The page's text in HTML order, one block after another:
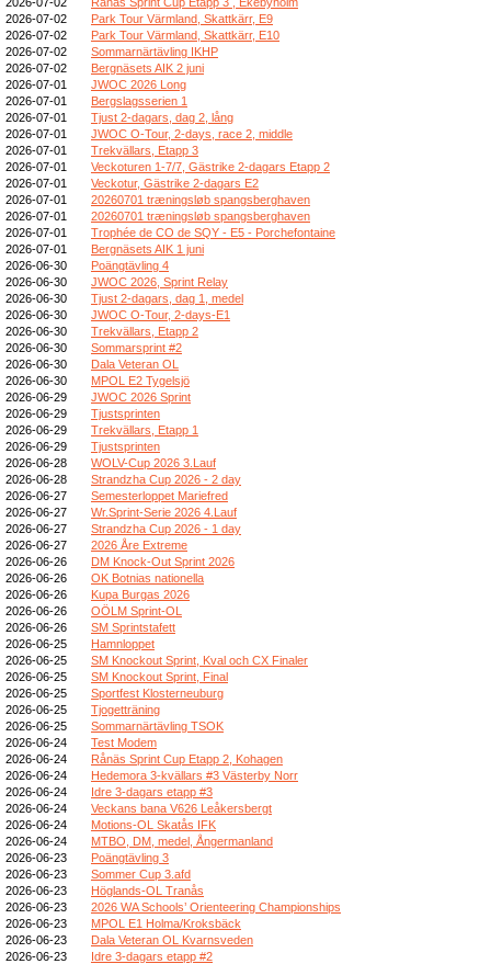
2026-07-02
Park Tour Värmland, Skattkärr, E9
2026-07-02
Park Tour Värmland, Skattkärr, E10
2026-07-02
Sommarnärtävling IKHP
2026-07-02
Bergnäsets AIK 2 juni
2026-07-01
JWOC 2026 Long
2026-07-01
Bergslagsserien 1
2026-07-01
Tjust 2-dagars, dag 2, lång
2026-07-01
JWOC O-Tour, 2-days, race 2, middle
2026-07-01
Trekvällars, Etapp 3
2026-07-01
Veckoturen 1-7/7, Gästrike 2-dagars Etapp 2
2026-07-01
Veckotur, Gästrike 2-dagars E2
2026-07-01
20260701 træningsløb spangsberghaven
2026-07-01
20260701 træningsløb spangsberghaven
2026-07-01
Trophée de CO de SQY - E5 - Porchefontaine
2026-07-01
Bergnäsets AIK 1 juni
2026-06-30
Poängtävling 4
2026-06-30
JWOC 2026, Sprint Relay
2026-06-30
Tjust 2-dagars, dag 1, medel
2026-06-30
JWOC O-Tour, 2-days-E1
2026-06-30
Trekvällars, Etapp 2
2026-06-30
Sommarsprint #2
2026-06-30
Dala Veteran OL
2026-06-30
MPOL E2 Tygelsjö
2026-06-29
JWOC 2026 Sprint
2026-06-29
Tjustsprinten
2026-06-29
Trekvällars, Etapp 1
2026-06-29
Tjustsprinten
2026-06-28
WOLV-Cup 2026 3.Lauf
2026-06-28
Strandzha Cup 2026 - 2 day
2026-06-27
Semesterloppet Mariefred
2026-06-27
Wr.Sprint-Serie 2026 4.Lauf
2026-06-27
Strandzha Cup 2026 - 1 day
2026-06-27
2026 Åre Extreme
2026-06-26
DM Knock-Out Sprint 2026
2026-06-26
OK Botnias nationella
2026-06-26
Kupa Burgas 2026
2026-06-26
OÖLM Sprint-OL
2026-06-26
SM Sprintstafett
2026-06-25
Hamnloppet
2026-06-25
SM Knockout Sprint, Kval och CX Finaler
2026-06-25
SM Knockout Sprint, Final
2026-06-25
Sportfest Klosterneuburg
2026-06-25
Tjogetträning
2026-06-25
Sommarnärtävling TSOK
2026-06-24
Test Modem
2026-06-24
Rånäs Sprint Cup Etapp 2, Kohagen
2026-06-24
Hedemora 3-kvällars #3 Västerby Norr
2026-06-24
Idre 3-dagars etapp #3
2026-06-24
Veckans bana V626 Leåkersbergt
2026-06-24
Motions-OL Skatås IFK
2026-06-24
MTBO, DM, medel, Ångermanland
2026-06-23
Poängtävling 3
2026-06-23
Sommer Cup 3.afd
2026-06-23
Höglands-OL Tranås
2026-06-23
2026 WA Schools’ Orienteering Championships
2026-06-23
MPOL E1 Holma/Kroksbäck
2026-06-23
Dala Veteran OL Kvarnsveden
2026-06-23
Idre 3-dagars etapp #2